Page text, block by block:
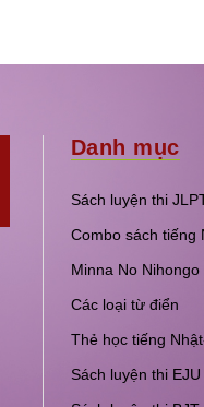
Danh mục
Sách luyện thi
Combo sách tiếng
Minna No Nihongo
Các loại từ điển
Thẻ học tiếng
Sách luyện thi EJU